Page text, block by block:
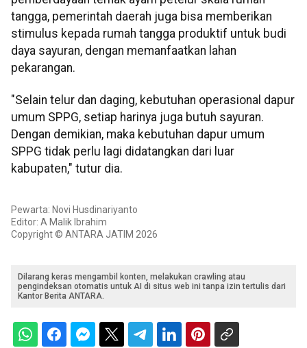
tangga, pemerintah daerah juga bisa memberikan
stimulus kepada rumah tangga produktif untuk budi
daya sayuran, dengan memanfaatkan lahan
pekarangan.
"Selain telur dan daging, kebutuhan operasional dapur
umum SPPG, setiap harinya juga butuh sayuran.
Dengan demikian, maka kebutuhan dapur umum
SPPG tidak perlu lagi didatangkan dari luar
kabupaten," tutur dia.
Pewarta: Novi Husdinariyanto
Editor: A Malik Ibrahim
Copyright © ANTARA JATIM 2026
Dilarang keras mengambil konten, melakukan crawling atau
pengindeksan otomatis untuk AI di situs web ini tanpa izin tertulis dari
Kantor Berita ANTARA.